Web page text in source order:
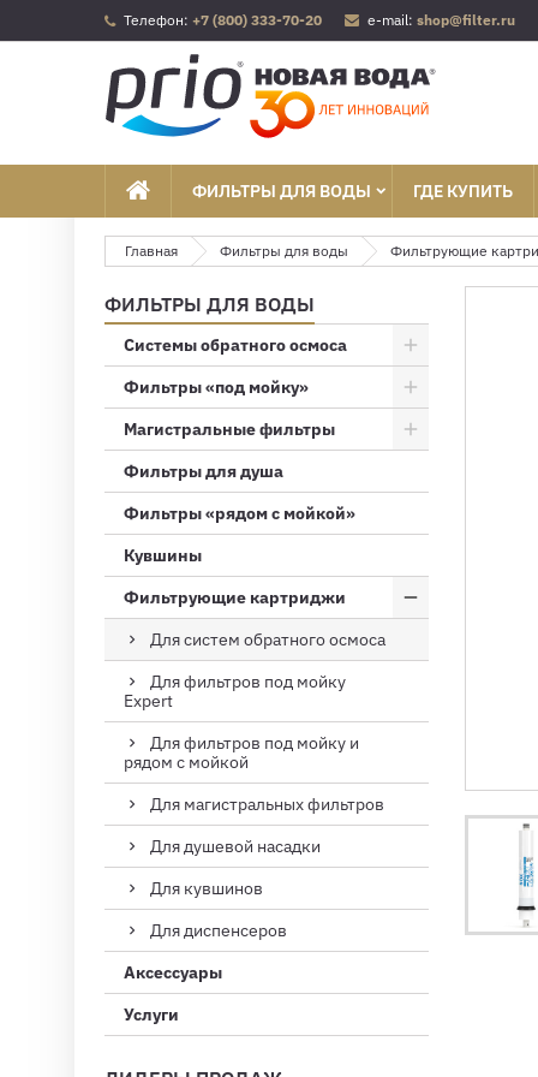
Телефон: +7 (800) 333-70-20 e-mail: shop@filter.ru
ФИЛЬТРЫ ДЛЯ ВОДЫ ГДЕ КУПИТЬ
Главная Фильтры для воды Фильтрующие
ФИЛЬТРЫ ДЛЯ ВОДЫ
Системы обратного осмоса
Фильтры «под мойку»
Магистральные фильтры
Фильтры для душа
Фильтры «рядом с мойкой»
Кувшины
Фильтрующие картриджи
Для систем обратного осмоса
Для фильтров под мойку
Expert
Для фильтров под мойку и
рядом с мойкой
Для магистральных фильтров
Для душевой насадки
Для кувшинов
Для диспенсеров
Аксессуары
Услуги